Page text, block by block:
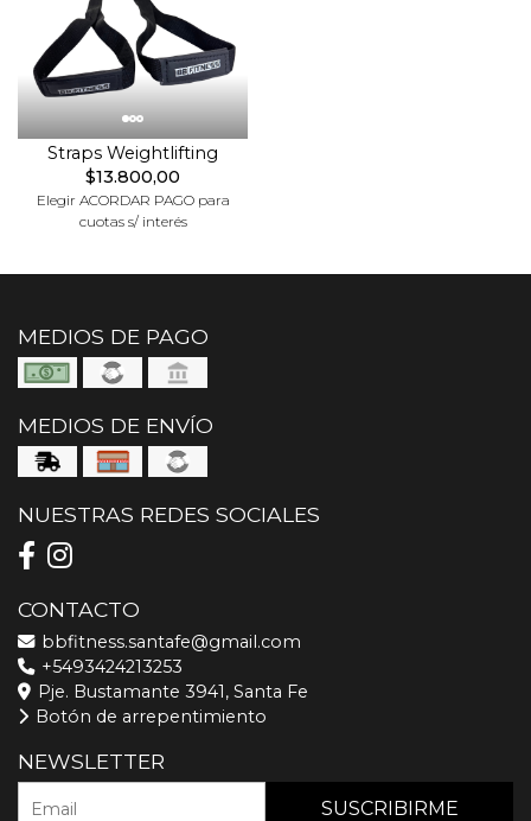
Straps Weightlifting
$13.800,00
Elegir ACORDAR PAGO para
cuotas s/ interés
MEDIOS DE PAGO
MEDIOS DE ENVÍO
NUESTRAS REDES SOCIALES
CONTACTO
bbfitness.santafe@gmail.com
+5493424213253
Pje. Bustamante 3941, Santa Fe
Botón de arrepentimiento
NEWSLETTER
SUSCRIBIRME